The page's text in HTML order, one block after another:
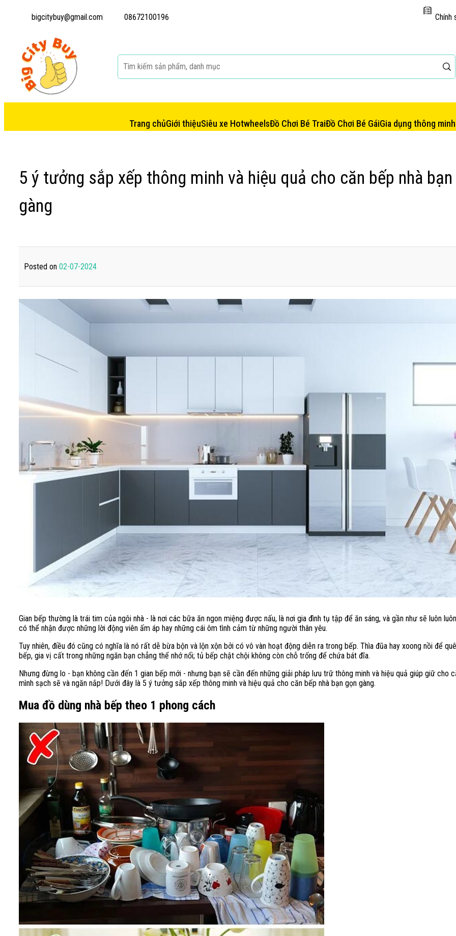
bigcitybuy@gmail.com 08672100196 Chính
Trang chủGiới thiệuSiêu xe HotwheelsĐồ Chơi Bé TraiĐồ Chơi Bé GáiGia dụng thông minh
5 ý tưởng sắp xếp thông minh và hiệu quả cho căn bếp nhà
gàng
Posted on 02-07-2024
Gian bếp thường là trái tim của ngôi nhà - là nơi các bữa ăn ngon miệng được nấu, là nơi gia đình tụ tập để ăn sáng, và gần như sẽ luôn
có thể nhận được những lời động viên ấm áp hay những cái ôm tình cảm từ những người thân yêu.
Tuy nhiên, điều đó cũng có nghĩa là nó rất dễ bừa bộn và lộn xộn bởi có vô vàn hoạt động diễn ra trong bếp. Thìa đũa hay xoong nồi để
bếp, gia vị cất trong những ngăn bạn chẳng thể nhớ nổi; tủ bếp chật chội không còn chỗ trống để chứa bát đĩa.
Nhưng đừng lo - bạn không cần đến 1 gian bếp mới - nhưng bạn sẽ cần đến những giải pháp lưu trữ thông minh và hiệu quả giúp giữ cho
mình sạch sẽ và ngăn nắp! Dưới đây là 5 ý tưởng sắp xếp thông minh và hiệu quả cho căn bếp nhà bạn gọn gàng.
Mua đồ dùng nhà bếp theo 1 phong cách